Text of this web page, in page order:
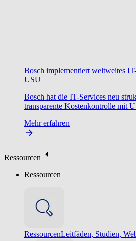
Bosch implementiert weltweites
USU
Bosch hat die IT-Services neu
transparente Kostenkontrolle mit
Mehr erfahren
Ressourcen
Ressourcen
RessourcenLeitfäden, Studien,